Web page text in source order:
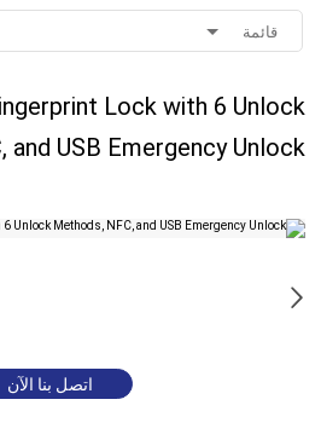
قائمة
Lock with 6 Unlock
and USB Emergency Unlock
اتصل بنا الآن